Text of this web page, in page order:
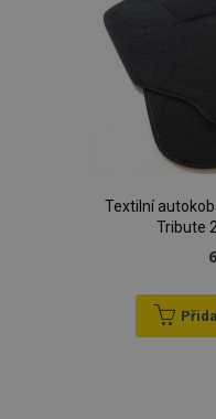
Textilní
Tribute